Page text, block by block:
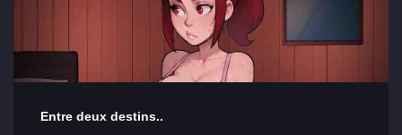
Entre deux destins..